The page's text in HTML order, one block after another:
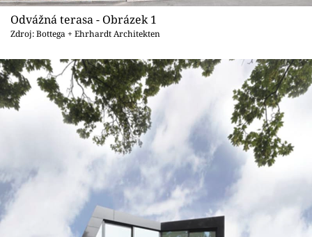
Přihlášení
Sledujte nás
Odvážná terasa - Obrázek 1
Zdroj: Bottega + Ehrhardt Architekten